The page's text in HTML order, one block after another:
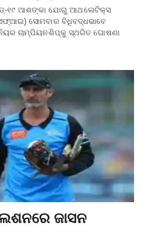
୧୯ ଆଶଙ୍କା ଯୋଗୁ ଆଥଲେଟିକ୍ସ
ସୋମବାର ବିଧିବଦ୍ଧଭାବେ
ଚାମ୍ପିୟନଶିପ୍‌କୁ ସ୍ଥଗିତ ଘୋଷଣା
ଜାସନ